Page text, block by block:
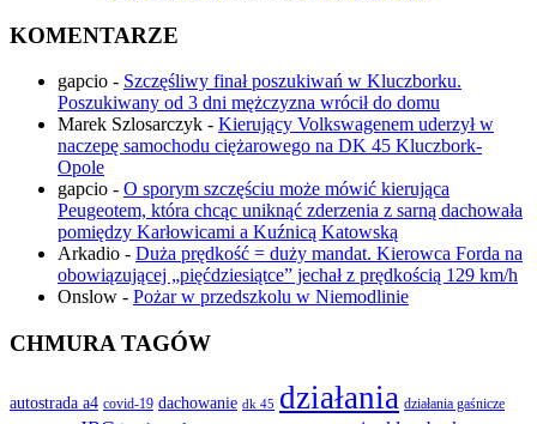
KOMENTARZE
gapcio - Szczęśliwy finał poszukiwań w Kluczborku.
Poszukiwany od 3 dni mężczyzna wrócił do domu
Marek Szlosarczyk - Kierujący Volkswagenem uderzył w
naczepę samochodu ciężarowego na DK 45 Kluczbork-
Opole
gapcio - O sporym szczęściu może mówić kierująca
Peugeotem, która chcąc uniknąć zderzenia z sarną dachowała
pomiędzy Karłowicami a Kuźnicą Katowską
Arkadio - Duża prędkość = duży mandat. Kierowca Forda na
obowiązującej „pięćdziesiątce” jechał z prędkością 129 km/h
Onslow - Pożar w przedszkolu w Niemodlinie
CHMURA TAGÓW
autostrada a4 covid-19 dachowanie dk 45 działania działania gaśnicze